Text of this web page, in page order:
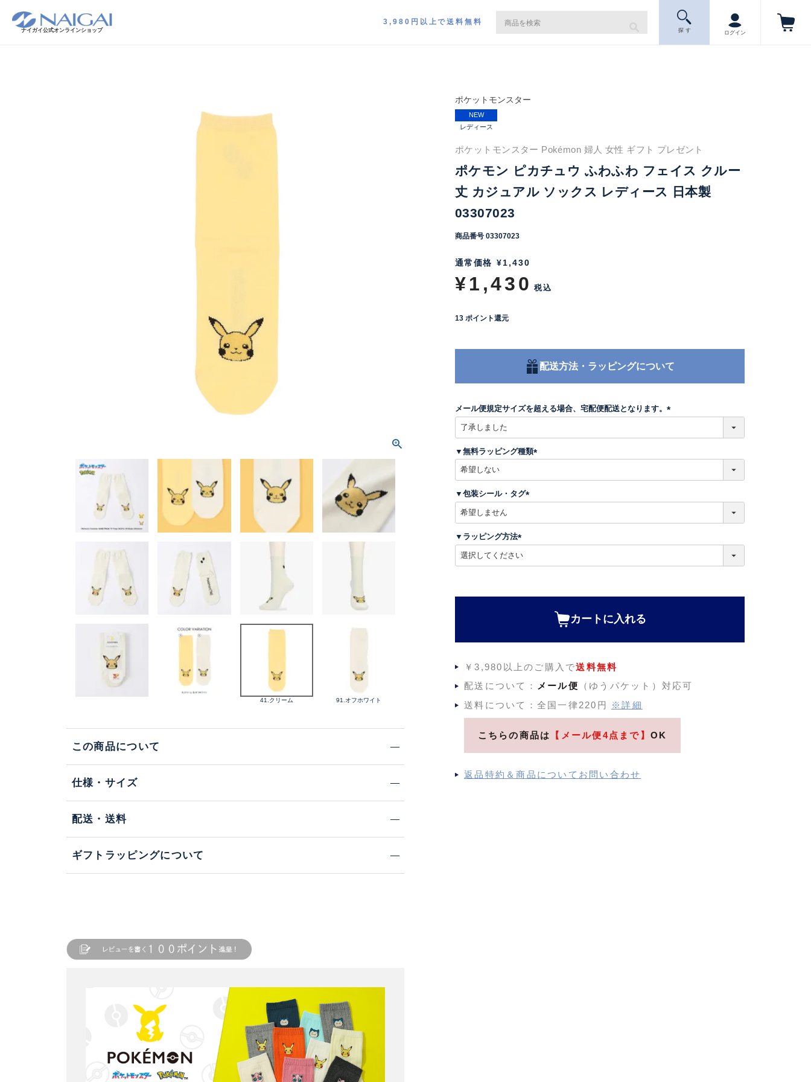
ナイガイ公式オンラインショップ
3,980円以上で送料無料
探 す ログイン
41.クリーム 91.オフホワイト
この商品について
仕様・サイズ
配送・送料
ギフトラッピングについて
ポケットモンスター
NEW
レディース
ポケットモンスター Pokémon 婦人 女性 ギフト プレゼント
ポケモン ピカチュウ ふわふわ フェイス クルー
丈 カジュアル ソックス レディース 日本製
03307023
商品番号 03307023
通常価格 ¥1,430
¥1,430 税込
13 ポイント還元
配送方法・ラッピングについて
メール便規定サイズを超える場合、宅配便配送となります。
)
▼無料ラッピング種類
)
▼包装シール・タグ
)
▼ラッピング方法
カートに入れる
￥3,980以上のご購入で送料無料
配送について：
メール便
（ゆうパケット）対応可
送料について：全国一律220円
※詳細
こちらの商品は 【メール便4点まで】 OK
返品特約＆商品についてお問い合わせ